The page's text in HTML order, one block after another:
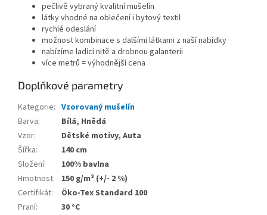
pečlivě vybraný kvalitní mušelín
látky vhodné na oblečení i bytový textil
rychlé odeslání
možnost kombinace s dalšími látkami z naší nabídky
nabízíme ladící nitě a drobnou galanterii
více metrů = výhodnější cena
Doplňkové parametry
Kategorie: Vzorovaný mušelín
Barva:
Bílá, Hnědá
Vzor:
Dětské motivy, Auta
Šířka:
140 cm
Složení:
100% bavlna
Hmotnost:
150 g/m² (+/- 2 %)
Certifikát:
Öko-Tex Standard 100
Praní:
30 °C